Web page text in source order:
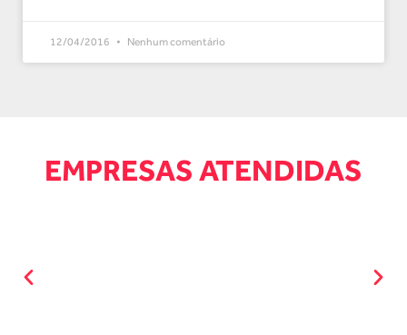
12/04/2016 Nenhum comentário
EMPRESAS ATENDIDAS